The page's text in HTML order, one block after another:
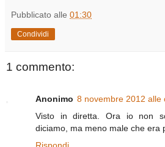
Pubblicato alle 01:30
Condividi
1 commento:
Anonimo 8 novembre 2012 alle
Visto in diretta. Ora io non
diciamo, ma meno male che era
Rispondi